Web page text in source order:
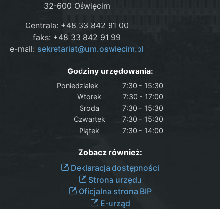
32-600 Oświęcim
Centrala: +48 33 842 91 00
faks: +48 33 842 91 99
e-mail: sekretariat@um.oswiecim.pl
Godziny urzędowania:
Poniedziałek
7:30 - 15:30
Wtorek
7:30 - 17:00
Środa
7:30 - 15:30
Czwartek
7:30 - 15:30
Piątek
7:30 - 14:00
Zobacz również:
Deklaracja dostępności
Strona urzędu
Oficjalna strona BIP
E-urząd